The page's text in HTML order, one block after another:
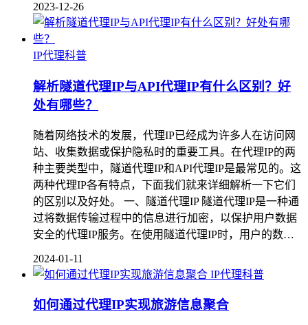
2023-12-26
IP代理科普
解析隧道代理IP与API代理IP有什么区别？好
处有哪些？
随着网络技术的发展，代理IP已经成为许多人在访问网
站、收集数据或保护隐私时的重要工具。在代理IP的两
种主要类型中，隧道代理IP和API代理IP是最常见的。这
两种代理IP各有特点，下面我们就来详细解析一下它们
的区别以及好处。 一、隧道代理IP 隧道代理IP是一种通
过将数据传输过程中的信息进行加密，以保护用户数据
安全的代理IP服务。在使用隧道代理IP时，用户的数…
2024-01-11
IP代理科普
如何通过代理IP实现旅游信息聚合